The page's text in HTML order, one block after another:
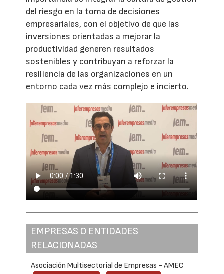
del riesgo en la toma de decisiones
empresariales, con el objetivo de que las
inversiones orientadas a mejorar la
productividad generen resultados
sostenibles y contribuyan a reforzar la
resiliencia de las organizaciones en un
entorno cada vez más complejo e incierto.
EMPRESAS O ENTIDADES
RELACIONADAS
Asociación Multisectorial de Empresas - AMEC